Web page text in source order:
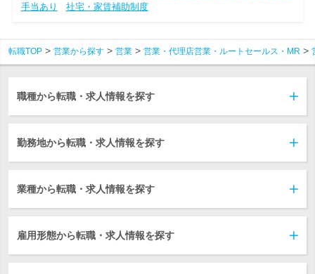
手当あり
社宅・家賃補助制度
転職TOP 営業から探す 営業 営業・代理店営業・ルートセールス・MR
職種から転職・求人情報を探す
勤務地から転職・求人情報を探す
業種から転職・求人情報を探す
雇用形態から転職・求人情報を探す